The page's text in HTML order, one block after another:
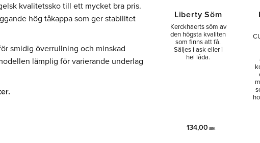
kvalitetssko till ett mycket bra pris.
hög tåkappa som ger stabilitet
smidig överrullning och minskad
lämplig för varierande underlag
Liberty Söm
Kerckhaerts söm av
den högsta kvaliten
som finns att få.
Säljes i ask eller i
hel låda.
134,00 SEK